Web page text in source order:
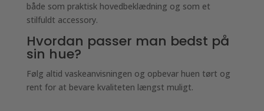
både som praktisk hovedbeklædning og som et
stilfuldt accessory.
Hvordan passer man bedst på
sin hue?
Følg altid vaskeanvisningen og opbevar huen tørt og
rent for at bevare kvaliteten længst muligt.